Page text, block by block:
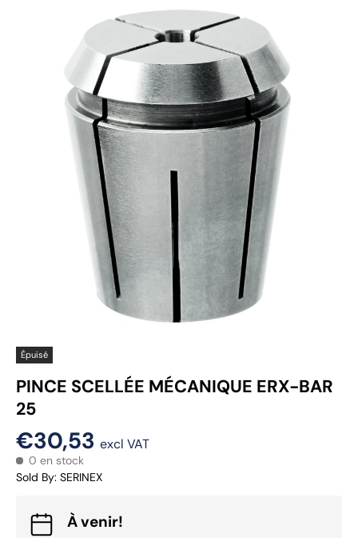
Épuisé
PINCE SCELLÉE MÉCANIQUE ERX-BAR
25
€30,53 excl VAT
0 en stock
Sold By: SERINEX
À venir!